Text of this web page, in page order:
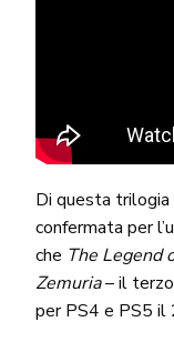
Di questa trilogia
confermata per
che The Legend
Zemuria– il
per PS4 e PS5 il